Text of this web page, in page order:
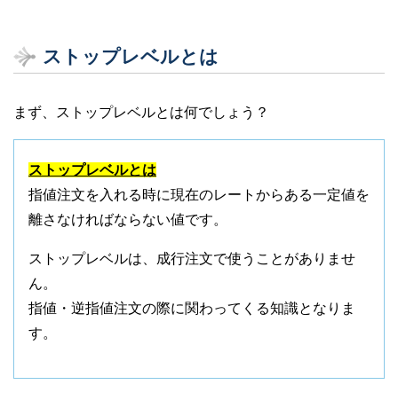
ストップレベルとは
まず、ストップレベルとは何でしょう？
ストップレベルとは
指値注文を入れる時に現在のレートからある一定値を
離さなければならない値です。
ストップレベルは、成行注文で使うことがありませ
ん。
指値・逆指値注文の際に関わってくる知識となりま
す。